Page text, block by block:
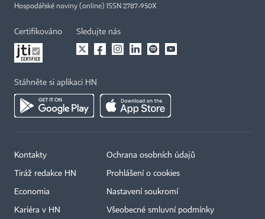
Hospodářské noviny (online) ISSN 2787-950X
Certifikováno Sledujte nás
Stáhněte si aplikaci HN
Kontakty
Tiráž redakce HN
Economia
Kariéra v HN
Ochrana osobních údajů
Prohlášení o cookies
Nastavení soukromí
Všeobecné smluvní podmínky